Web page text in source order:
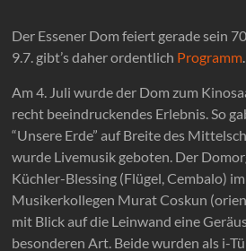
Der Essener Dom feiert gerade sein
9.7. gibt’s daher ordentlich Programm.
Am 4. Juli wurde der Dom zum
recht beeindruckendes Erlebnis. So
“Unsere Erde” auf Breite des
wurde Livemusik geboten. Der
Küchler-Blessing (Flügel, Cembalo)
Musikerkollegen Murat Coskun
mit Blick auf die Leinwand eine
besonderen Art. Beide wurden als i-